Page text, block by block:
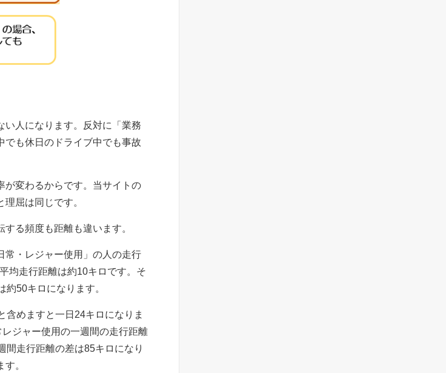
い人になります。反対に「業務
でも休日のドライブ中でも事故
が変わるからです。当サイトの
屈は同じです。
る頻度も距離も違います。
常・レジャー使用」の人の走行
均走行距離は約10キロです。そ
50キロになります。
含めますと一日24キロになりま
ジャー使用の一週間の走行距離
間走行距離の差は85キロになり
。